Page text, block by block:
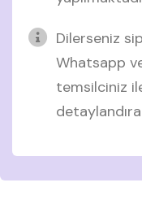
Dilerseniz
Whatsapp
temsilciniz